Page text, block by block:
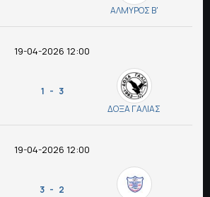
ΑΛΜΥΡΟΣ Β'
19-04-2026 12:00
1 - 3
ΔΟΞΑ ΓΑΛΙΑΣ
19-04-2026 12:00
3 - 2